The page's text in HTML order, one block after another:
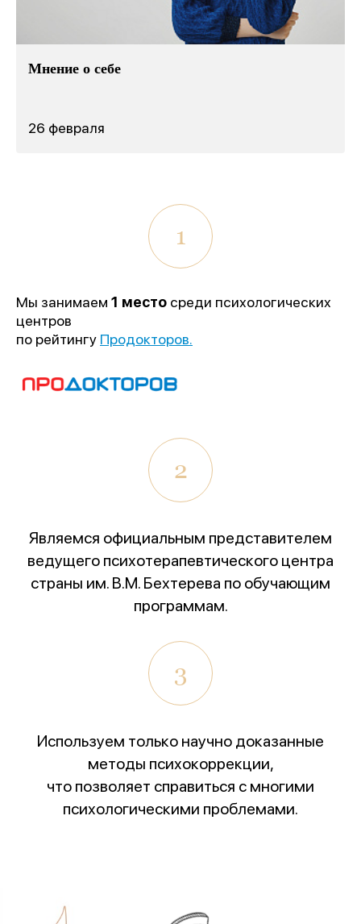
Мнение о себе
26 февраля
1
Мы занимаем 1 место среди психологических
центров
по рейтингу Продокторов.
2
Являемся официальным представителем
ведущего психотерапевтического центра
страны им. В.М. Бехтерева по обучающим
программам.
3
Используем только научно доказанные
методы психокоррекции,
что позволяет справиться с многими
психологическими проблемами.